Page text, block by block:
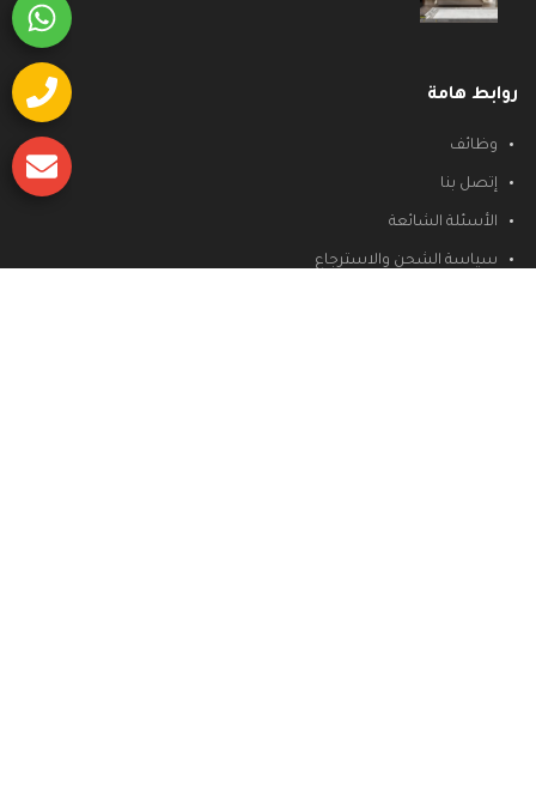
روابط هامة
وظائف
إتصل بنا
الأسئلة الشائعة
سياسة الشحن والاسترجاع